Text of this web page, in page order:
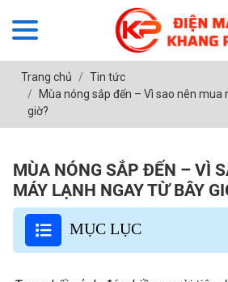
Trang chủ
Tin tức
Mùa nóng sắp đến – Vì sao nên
giờ?
MÙA NÓNG SẮP ĐẾN – VÌ
MÁY LẠNH NGAY TỪ BÂY
MỤC LỤC